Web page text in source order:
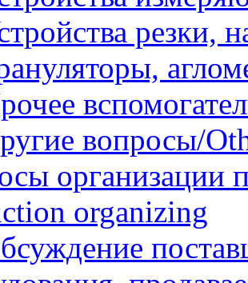
резки,
вопросы/
организации
organizing